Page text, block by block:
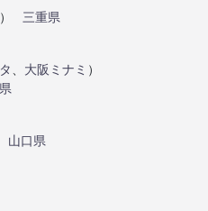
）
三重県
大阪ミナミ ）
山口県